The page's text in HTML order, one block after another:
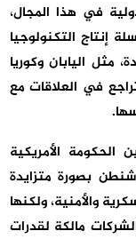
في هذا المجال،
إنتاج التكنولوجيا
مثل اليابان وكوريا
تراجع في العلاقات مع
الحكومة الأمريكية
بصورة متزايدة
والأمنية، ولكنها
مالكة لقدرات